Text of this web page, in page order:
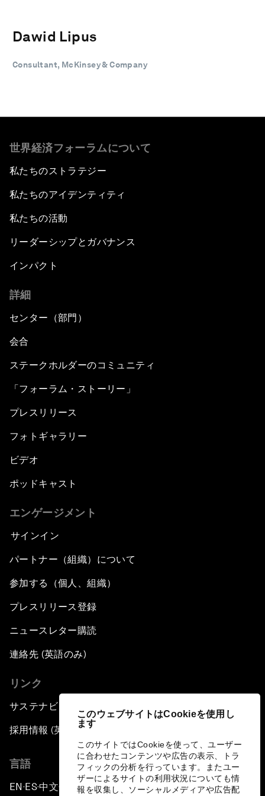
このウェブサイトはCookieを使用し
ます
このサイトではCookieを使って、ユーザー
に合わせたコンテンツや広告の表示、トラ
フィックの分析を行っています。またユー
ザーによるサイトの利用状況についても情
報を収集し、ソーシャルメディアや広告配
Dawid Lipus
Consultant, McKinsey & Company
世界経済フォーラムについて
私たちのストラテジー
私たちのアイデンティティ
私たちの活動
リーダーシップとガバナンス
インパクト
詳細
センター（部門）
会合
ステークホルダーのコミュニティ
「フォーラム・ストーリー」
プレスリリース
フォトギャラリー
ビデオ
ポッドキャスト
エンゲージメント
サインイン
パートナー（組織）について
参加する（個人、組織）
プレスリリース登録
ニュースレター購読
連絡先 (英語のみ)
リンク
サステナビリティへの取り組み
採用情報 (英語のみ)
言語
EN ▪ES▪中文▪ 日本語